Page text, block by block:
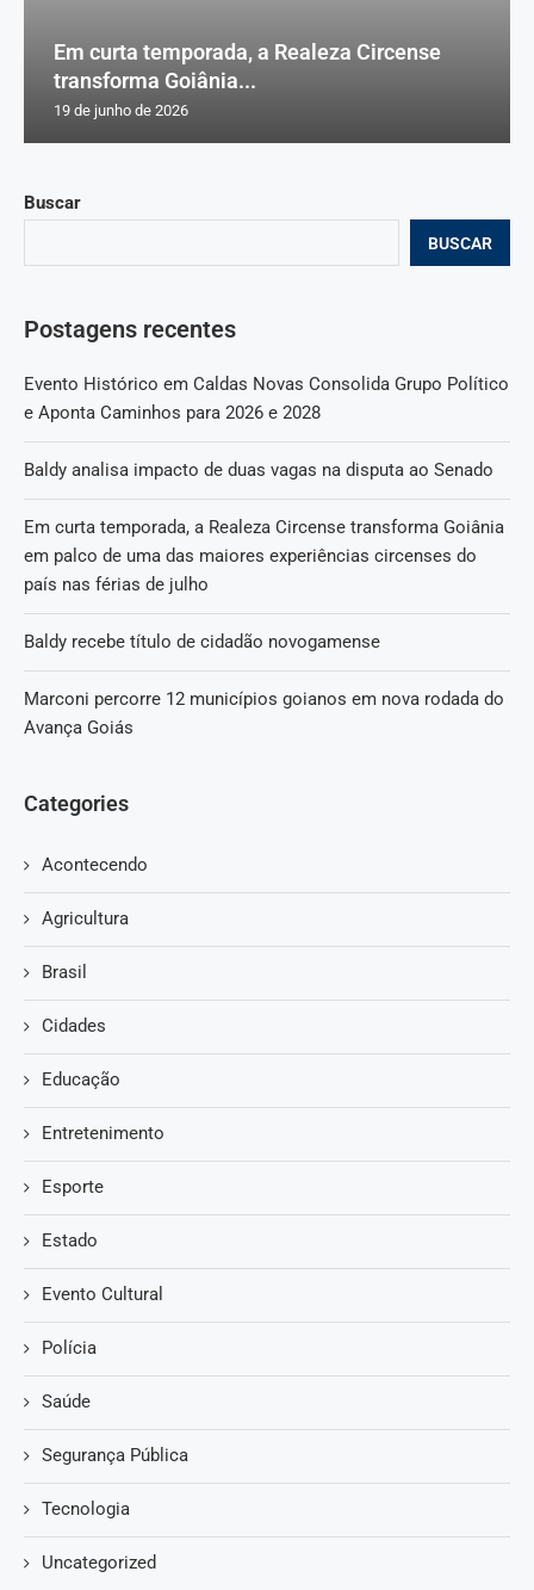
Buscar
BUSCAR
Postagens recentes
Evento Histórico em Caldas Novas Consolida Grupo Político
e Aponta Caminhos para 2026 e 2028
Baldy analisa impacto de duas vagas na disputa ao Senado
Em curta temporada, a Realeza Circense transforma Goiânia
em palco de uma das maiores experiências circenses do
país nas férias de julho
Baldy recebe título de cidadão novogamense
Marconi percorre 12 municípios goianos em nova rodada do
Avança Goiás
Categories
Acontecendo
Agricultura
Brasil
Cidades
Educação
Entretenimento
Esporte
Estado
Evento Cultural
Polícia
Saúde
Segurança Pública
Tecnologia
Uncategorized
Em curta temporada, a Realeza Circense
transforma Goiânia...
19 de junho de 2026